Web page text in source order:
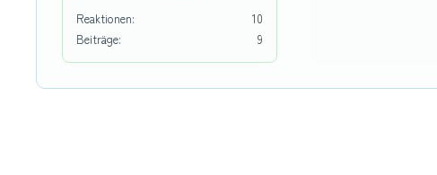
Reaktionen
10
Beiträge
9